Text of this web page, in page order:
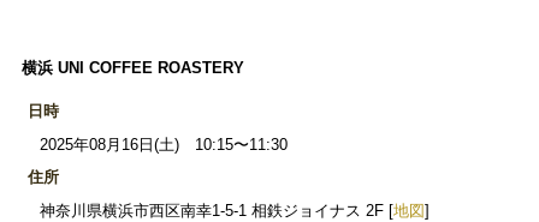
横浜 UNI COFFEE ROASTERY
日時
2025年08月16日(土) 10:15〜11:30
住所
神奈川県横浜市西区南幸1-5-1 相鉄ジョイナス 2F [地図]